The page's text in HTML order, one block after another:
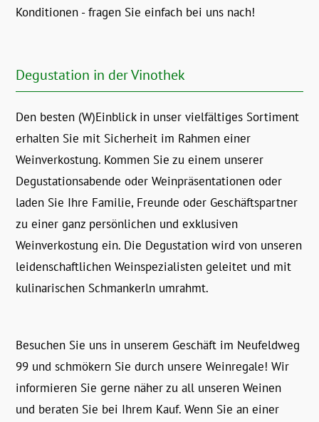
Konditionen - fragen Sie einfach bei uns nach!
Degustation in der Vinothek
Den besten (W)Einblick in unser vielfältiges Sortiment
erhalten Sie mit Sicherheit im Rahmen einer
Weinverkostung. Kommen Sie zu einem unserer
Degustationsabende oder Weinpräsentationen oder
laden Sie Ihre Familie, Freunde oder Geschäftspartner
zu einer ganz persönlichen und exklusiven
Weinverkostung ein. Die Degustation wird von unseren
leidenschaftlichen Weinspezialisten geleitet und mit
kulinarischen Schmankerln umrahmt.
Besuchen Sie uns in unserem Geschäft im Neufeldweg
99 und schmökern Sie durch unsere Weinregale! Wir
informieren Sie gerne näher zu all unseren Weinen
und beraten Sie bei Ihrem Kauf. Wenn Sie an einer